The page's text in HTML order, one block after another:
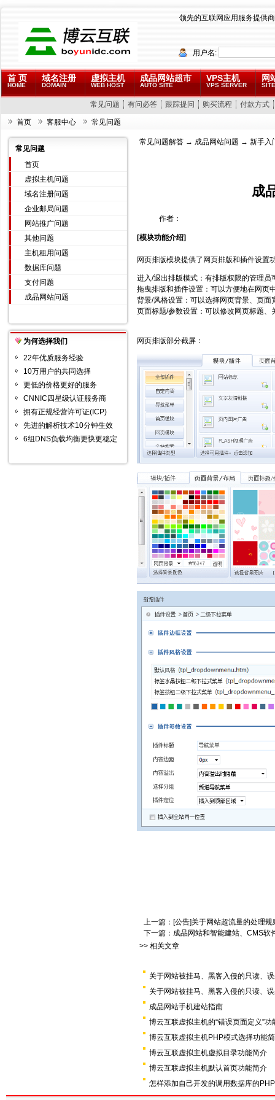
领先的互联网应用服务提供商
用户名:
首 页
HOME
域名注册
DOMAIN
虚拟主机
WEB HOST
成品网站超市
AUTO SITE
VPS主机
VPS SERVER
网
常见问题 有问必答 跟踪提问 购买流程 付款方式
首页 客服中心 常见问题
常见问题
首页
虚拟主机问题
域名注册问题
企业邮局问题
网站推广问题
其他问题
主机租用问题
数据库问题
支付问题
成品网站问题
为何选择我们
22年优质服务经验
10万用户的共同选择
更低的价格更好的服务
CNNIC四星级认证服务商
拥有正规经营许可证(ICP)
先进的解析技术10分钟生效
6组DNS负载均衡更快更稳定
常见问题解答 → 成品网站问题 → 新手入
成
作者：
[模块功能介绍]
网页排版模块提供了网页排版和插件设置
进入/退出排版模式：有排版权限的管理员
拖曳排版和插件设置：可以方便地在网页
背景/风格设置：可以选择网页背景、页面
页面标题/参数设置：可以修改网页标题、
网页排版部分截屏：
上一篇： [公告]关于网站超流量的处理规
下一篇： 成品网站和智能建站、CMS软
>> 相关文章
关于网站被挂马、黑客入侵的只读、
关于网站被挂马、黑客入侵的只读、
成品网站手机建站指南
博云互联虚拟主机的“错误页面定义”功
博云互联虚拟主机PHP模式选择功能
博云互联虚拟主机虚拟目录功能简介
博云互联虚拟主机默认首页功能简介
怎样添加自己开发的调用数据库的